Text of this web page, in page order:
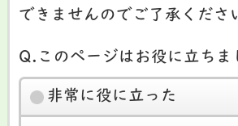
できませんのでご了承くださ
Q.このページはお役に立ちま
非常に役に立った